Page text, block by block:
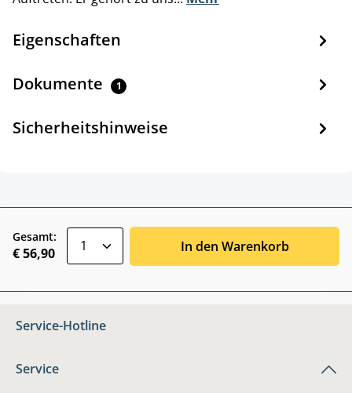
Eigenschaften
Dokumente 1
Sicherheitshinweise
Gesamt:
€ 56,90 In den Warenkorb
Service-Hotline
Service